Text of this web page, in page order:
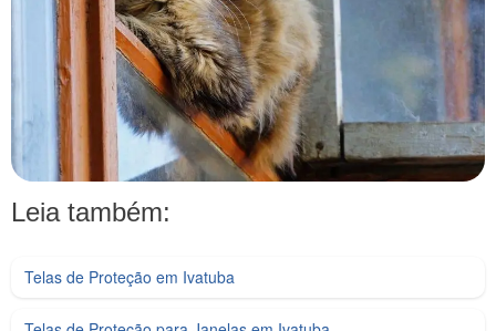
Leia também:
Telas de Proteção em Ivatuba